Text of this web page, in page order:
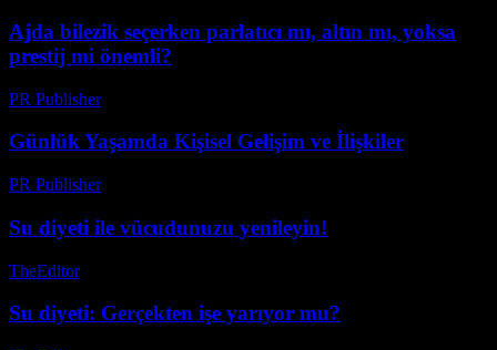
Ajda bilezik seçerken parlatıcı mı, altın mı, yoksa
prestij mi önemli?
PR Publisher-
Günlük Yaşamda Kişisel Gelişim ve İlişkiler
PR Publisher-
Su diyeti ile vücudunuzu yenileyin!
TheEditor-
Su diyeti: Gerçekten işe yarıyor mu?